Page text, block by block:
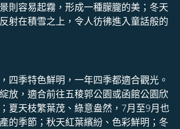
則容易起霧，形成一種朦朧的美；冬天
射在積雪之上，令人彷彿進入童話般的
四季特色鮮明，一年四季都適合觀光。
放，適合前往五稜郭公園或函館公園欣
夏天枝繁葉茂、綠意盎然，7月至9月也
的季節；秋天紅葉繽紛、色彩鮮明；冬